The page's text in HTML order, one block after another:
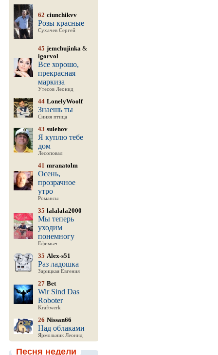
62 ciunchikvv
Розы красные
Сухачев Сергей
45 jemchujinka &
igorvol
Все хорошо,
прекрасная
маркиза
Утесов Леонид
44 LonelyWoolf
Знаешь ты
Синяя птица
43 sulehov
Я куплю тебе
дом
Лесоповал
41 mranatolm
Осень,
прозрачное
утро
Романсы
35 lalalala2000
Мы теперь
уходим
понемногу
Ефимыч
35 Alex-s51
Раз ладошка
Зарицкая Евгения
27 Bet
Wir Sind Das
Roboter
Kraftwerk
26 Nissan66
Над облаками
Ярмольник Леонид
Песня недели